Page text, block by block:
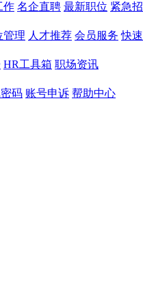
作 名企直聘 最新职位 紧急
管理 人才推荐 会员服务 快
HR工具箱 职场资讯
码 账号申诉 帮助中心